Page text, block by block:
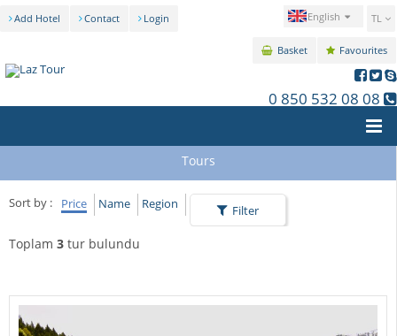
Add Hotel Contact Login TL
English
Favourites
Basket
0 850 532 08 08
Tours
Sort by : Price Name Region Filter
Toplam 3 tur bulundu